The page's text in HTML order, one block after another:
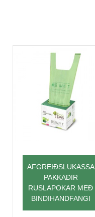
AFGREIÐSLUKASSA
PAKKAÐIR
RUSLAPOKAR MEÐ
BINDIHANDFANGI